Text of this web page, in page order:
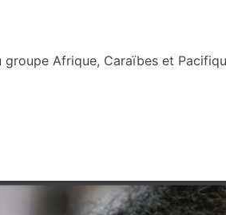
Afrique, Caraïbes et